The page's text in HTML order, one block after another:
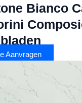
Bianco
Aanvragen